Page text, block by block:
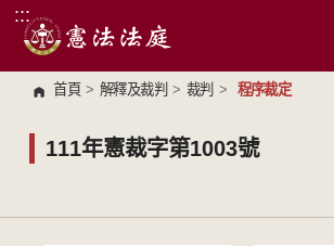
跳到主要內容區塊
:::
首頁 > 解釋及裁判 > 裁判 > 程序裁定
111年憲裁字第1003號